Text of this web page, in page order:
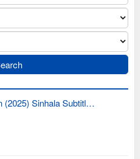
(2025) Sinhala Subtitl…